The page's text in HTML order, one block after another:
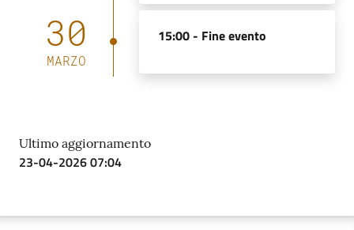
30
MARZO
15:00 - Fine evento
Ultimo aggiornamento
23-04-2026 07:04